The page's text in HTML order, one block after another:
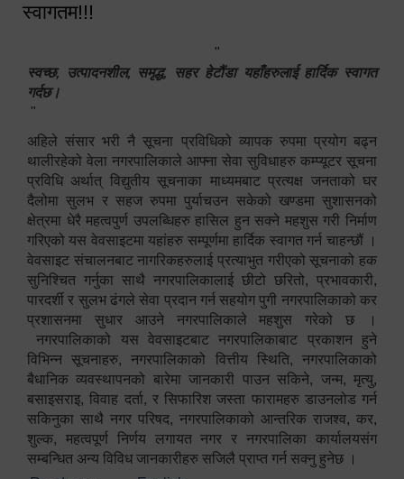
स्वागतम!!!
"
स्वच्छ, उत्पादनशील, समृद्ध, सहर हेटौंडा यहाँहरुलाई हार्दिक स्वागत
गर्दछ।
"
अहिले संसार भरी नै सूचना प्रविधिको व्यापक रुपमा प्रयोग बढ्न
थालीरहेको वेला नगरपालिकाले आफ्ना सेवा सुविधाहरु कम्प्यूटर सूचना
प्रविधि अर्थात् विद्युतीय सूचनाका माध्यमबाट प्रत्यक्ष जनताको घर
दैलोमा सुलभ र सहज रुपमा पुर्याचउन सकेको खण्डमा सुशासनको
क्षेत्रमा धेरै महत्वपुर्ण उपलब्धिहरु हासिल हुन सक्ने महशुस गरी निर्माण
गरिएको यस वेवसाइटमा यहांहरु सम्पूर्णमा हार्दिक स्वागत गर्न चाहन्छौं ।
वेवसाइट संचालनबाट नागरिकहरुलाई प्रत्याभुत गरीएको सूचनाको हक
सुनिश्चित गर्नुका साथै नगरपालिकालाई छीटो छरितो, प्रभावकारी,
पारदर्शी र सुलभ ढंगले सेवा प्रदान गर्न सहयोग पुगी नगरपालिकाको कर
प्रशासनमा सुधार आउने नगरपालिकाले महशुस गरेको छ ।
नगरपालिकाको यस वेवसाइटबाट नगरपालिकाबाट प्रकाशन हुने
विभिन्न सूचनाहरु, नगरपालिकाको वित्तीय स्थिति, नगरपालिकाको
बैधानिक व्यवस्थापनको बारेमा जानकारी पाउन सकिने, जन्म, मृत्यु,
बसाइसराइ, विवाह दर्ता, र सिफारिश जस्ता फारामहरु डाउनलोड गर्न
सकिनुका साथै नगर परिषद, नगरपालिकाको आन्तरिक राजश्व, कर,
शुल्क, महत्वपूर्ण निर्णय लगायत नगर र नगरपालिका कार्यालयसंग
सम्बन्धित अन्य विविध जानकारीहरु सजिलै प्राप्त गर्न सक्नु हुनेछ ।